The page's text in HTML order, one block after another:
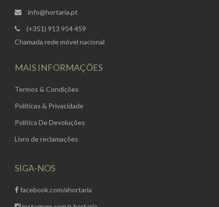
info@hortaria.pt
(+351) 913 954 459
Chamada rede móvel nacional
MAIS INFORMAÇÕES
Termos & Condições
Políticas & Privacidade
Política De Devoluções
Livro de reclamações
SIGA-NOS
facebook.com/ahortaria